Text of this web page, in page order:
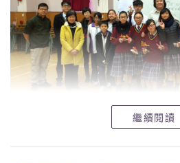
繼續閱讀